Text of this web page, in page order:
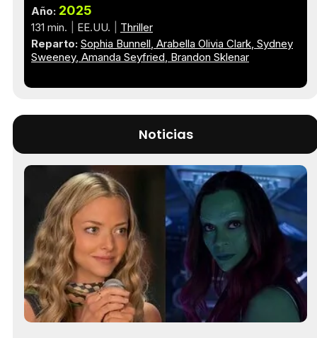
Año: 2025
131 min. EE.UU.
Thriller
Reparto: Sophia Bunnell Arabella Olivia Clark Sydney
Sweeney Amanda Seyfried Brandon Sklenar
Noticias